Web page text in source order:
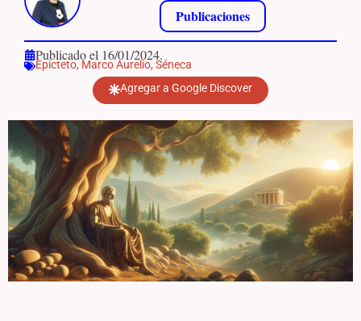
Publicaciones
Publicado el 16/01/2024.
Epicteto, Marco Aurelio, Séneca
Agregar a Google Discover